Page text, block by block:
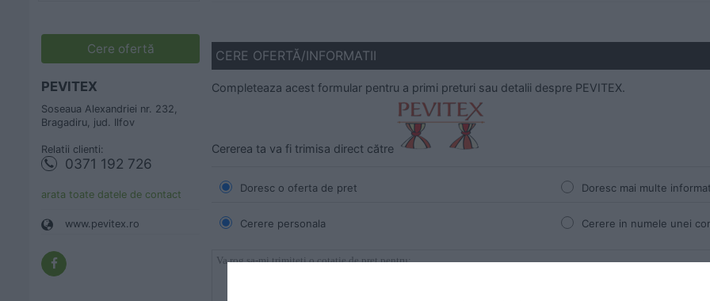
Cere ofertă
PEVITEX
Soseaua Alexandriei nr. 232,
Bragadiru, jud. Ilfov
Relatii clienti:
0371 192 726
arata toate datele de contact
www.pevitex.ro
CERE OFERTĂ/INFORMATII
Completeaza acest formular pentru a primi preturi sau detalii despre PEVITEX.
Cererea ta va fi trimisa direct către
Doresc o oferta de pret Doresc mai multe
Cerere personala Cerere in numele unei